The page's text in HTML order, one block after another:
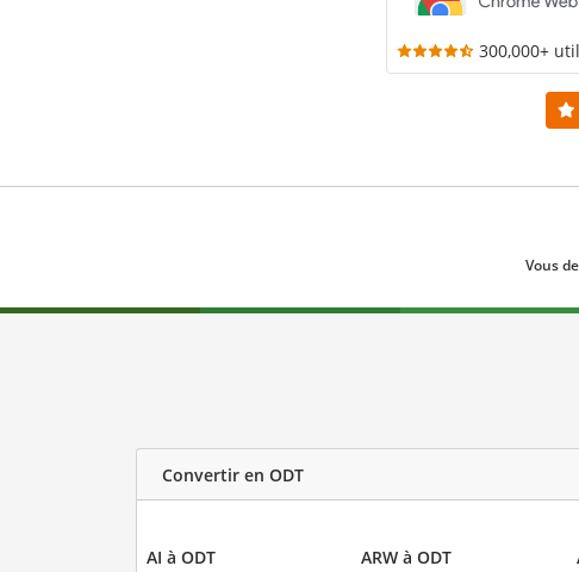
300,000+
Vous
Convertir en ODT
AI à ODT ARW à ODT